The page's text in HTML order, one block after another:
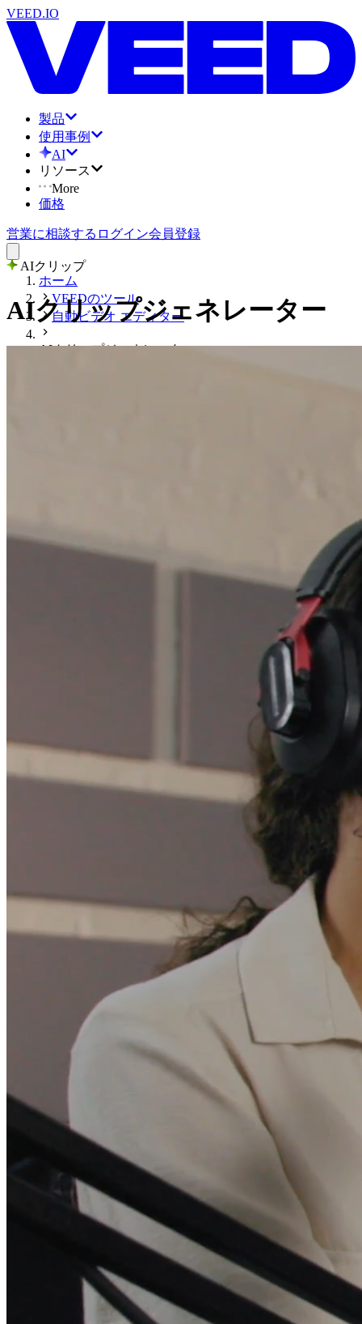
VEED.IO
製品
使用事例
AI
リソース
More
価格
営業に相談する ログイン会員登録
ホーム
VEEDのツール
自動ビデオ エディター
AIクリップジェネレーター
AIクリップ
AIクリップジェネレーター